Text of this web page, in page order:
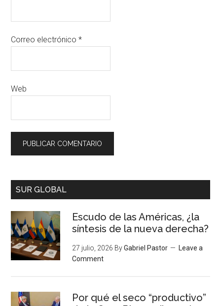
Correo electrónico*
Web
SUR GLOBAL
Escudo de las Américas, ¿la
síntesis de la nueva derecha?
27 julio, 2026 ByGabriel Pastor
Leave a
Comment
Por qué el seco “productivo”